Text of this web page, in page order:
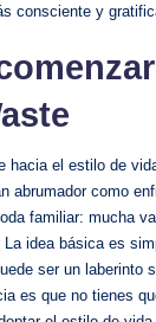
consciente y
hacia el estilo de
abrumador como
familiar: mucha
La idea básica es
ser un laberinto
es que no tienes